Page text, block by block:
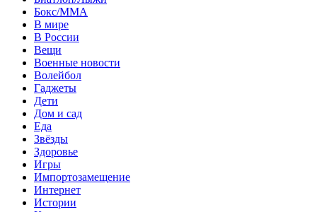
Бокс/MMA
В мире
В России
Вещи
Военные новости
Волейбол
Гаджеты
Дети
Дом и сад
Еда
Звёзды
Здоровье
Игры
Импортозамещение
Интернет
Истории